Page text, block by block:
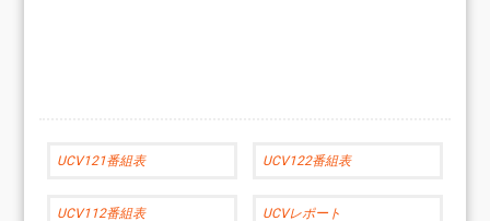
UCV121番組表 UCV122番組表
UCV112番組表 UCVレポート